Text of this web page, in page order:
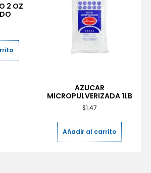
2 OZ
AZUCAR
MICROPULVERIZADA 1LB
$1.47
Añadir al carrito